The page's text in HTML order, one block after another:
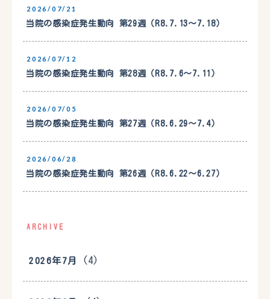
2026/07/21
当院の感染症発生動向 第29週（R8.7.13〜7.18）
2026/07/12
当院の感染症発生動向 第28週（R8.7.6〜7.11）
2026/07/05
当院の感染症発生動向 第27週（R8.6.29〜7.4）
2026/06/28
当院の感染症発生動向 第26週（R8.6.22〜6.27）
ARCHIVE
2026年7月 (4)